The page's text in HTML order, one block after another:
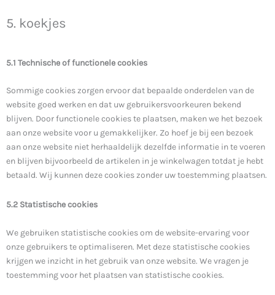
5. koekjes
5.1 Technische of functionele cookies
Sommige cookies zorgen ervoor dat bepaalde onderdelen van de
website goed werken en dat uw gebruikersvoorkeuren bekend
blijven. Door functionele cookies te plaatsen, maken we het bezoek
aan onze website voor u gemakkelijker. Zo hoef je bij een bezoek
aan onze website niet herhaaldelijk dezelfde informatie in te voeren
en blijven bijvoorbeeld de artikelen in je winkelwagen totdat je hebt
betaald. Wij kunnen deze cookies zonder uw toestemming plaatsen.
5.2 Statistische cookies
We gebruiken statistische cookies om de website-ervaring voor
onze gebruikers te optimaliseren. Met deze statistische cookies
krijgen we inzicht in het gebruik van onze website. We vragen je
toestemming voor het plaatsen van statistische cookies.